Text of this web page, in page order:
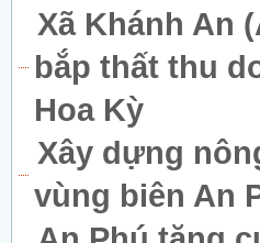
Xã Khánh An
bắp thất thu
Hoa Kỳ
Xây dựng
vùng biên An